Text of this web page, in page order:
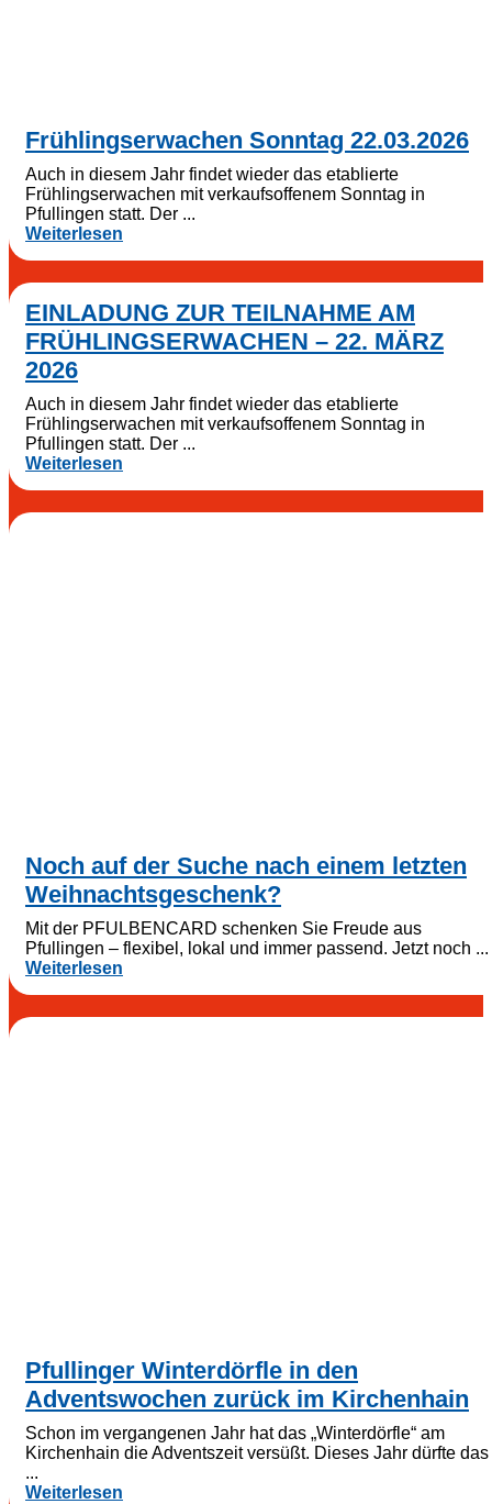
Frühlingserwachen Sonntag 22.03.2026
Auch in diesem Jahr findet wieder das etablierte
Frühlingserwachen mit verkaufsoffenem Sonntag in
Pfullingen statt. Der ...
Weiterlesen
EINLADUNG ZUR TEILNAHME AM
FRÜHLINGSERWACHEN – 22. MÄRZ
2026
Auch in diesem Jahr findet wieder das etablierte
Frühlingserwachen mit verkaufsoffenem Sonntag in
Pfullingen statt. Der ...
Weiterlesen
Noch auf der Suche nach einem letzten
Weihnachtsgeschenk?
Mit der PFULBENCARD schenken Sie Freude aus
Pfullingen – flexibel, lokal und immer passend. Jetzt noch ...
Weiterlesen
Pfullinger Winterdörfle in den
Adventswochen zurück im Kirchenhain
Schon im vergangenen Jahr hat das „Winterdörfle“ am
Kirchenhain die Adventszeit versüßt. Dieses Jahr dürfte das
...
Weiterlesen